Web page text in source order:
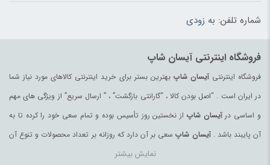
شماره تلفن: به زودی
فروشگاه اینترنتی آیسان شاپ
فروشگاه اینترنتیآیسان شاپبهترین بستر برای خرید اینترنتی کالاهای مورد نیاز شما
در ایران است . “اصل بودن کالا ، “گارانتی بازگشت” ، ” ارسال سریع” از ویژگی های مهم
و اساسی درآیسان شاپ از نخستین روز تأسیس بوده و تمام سعی خود را کرده تا به
آن پایبند باشد .آیسان شاپ سعی بر آن دارد که روزانه بر تعداد محصولات و تنوع آن
بیفزاید تا بتواند نیاز همه ی افراد با هر نوع سلیقه را در خرید محصولات اینترنتی مرتفع
نمایش بیشتر